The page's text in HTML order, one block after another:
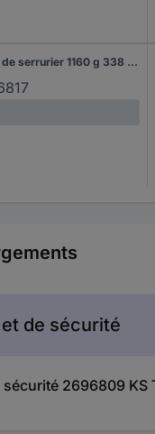
KS Tools 142.1081 142.1081 Marteau de serrurier 1160 g 338 mm 1 pc(s)
de sécurité
2696809 KS